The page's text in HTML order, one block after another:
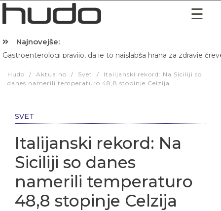
Najnovejše:
Gastroenterologi pravijo, da je to najslabša hrana za zdravje
Hudo / Aktualno / Svet /
Italijanski rekord: Na Siciliji so
danes namerili temperaturo 48,8 stopinje Celzija
SVET
Italijanski rekord: Na
Siciliji so danes
namerili temperaturo
48,8 stopinje Celzija